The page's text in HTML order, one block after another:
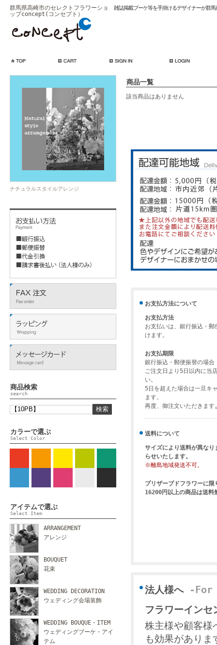
群馬県高崎市のセレクトフラワーショ
ップconcept(コンセプト）
雑誌掲載ブーケ等を手掛けるデザイナーが群
ナチュラルスタイルアレンジ
商品検索
search
カラーで選ぶ
Select Color
アイテムで選ぶ
Select Item
ARRANGEMENT
アレンジ
BOUQUET
花束
WEDDING DECORATION
ウェディング会場装飾
WEDDING BOUQUE・ITEM
ウェディングブーケ・アイ
テム
商品一覧
該当商品はありません
お支払方法について
お支払方法
お支払いは、銀行振込・
けます。
お支払期限
銀行振込・郵便振替の場合
ご注文日より5日以内に当
い。
5日を超えた場合は一旦キ
ます。
再度、御注文いただきます
送料について
サイズにより送料が異な
らせいたします。
※離島地域発送不可。
プリザーブドフラワーに限
16200円以上の商品は送料
法人様へ
-For
フラワーインセ
株主様や顧客様
も効果がありま